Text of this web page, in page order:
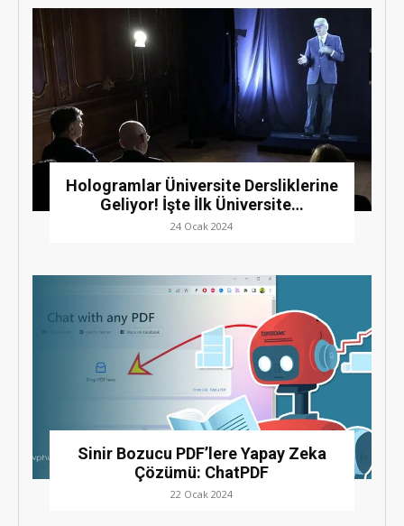
Hologramlar Üniversite Dersliklerine
Geliyor! İşte İlk Üniversite…
24 Ocak 2024
Sinir Bozucu PDF’lere Yapay Zeka
Çözümü: ChatPDF
22 Ocak 2024